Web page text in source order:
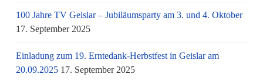
100 Jahre TV Geislar – Jubiläumsparty am 3. und 4. Oktober
17. September 2025
Einladung zum 19. Erntedank-Herbstfest in Geislar am
20.09.2025 17. September 2025